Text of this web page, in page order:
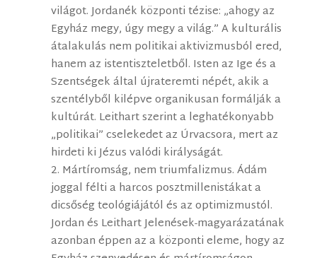
világot. Jordanék központi tézise: „ahogy az
Egyház megy, úgy megy a világ.” A kulturális
átalakulás nem politikai aktivizmusból ered,
hanem az istentiszteletből. Isten az Ige és a
Szentségek által újrateremti népét, akik a
szentélyből kilépve organikusan formálják a
kultúrát. Leithart szerint a leghatékonyabb
„politikai” cselekedet az Úrvacsora, mert az
hirdeti ki Jézus valódi királyságát.
2. Mártíromság, nem triumfalizmus. Ádám
joggal félti a harcos posztmillenistákat a
dicsőség teológiájától és az optimizmustól.
Jordan és Leithart Jelenések-magyarázatának
azonban éppen az a központi eleme, hogy az